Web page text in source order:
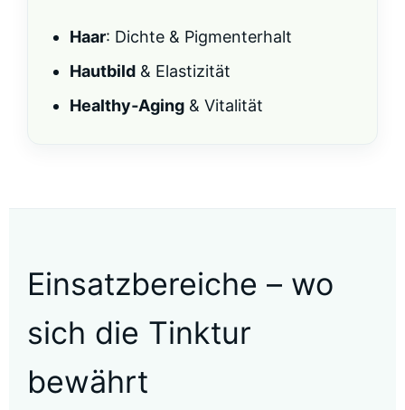
Haar: Dichte & Pigmenterhalt
Hautbild & Elastizität
Healthy‑Aging & Vitalität
Einsatzbereiche – wo
sich die Tinktur
bewährt